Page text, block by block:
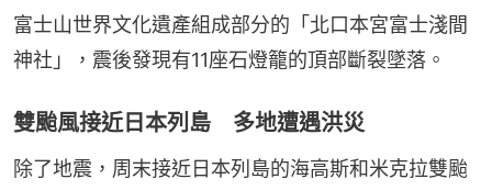
富士山世界文化遺產組成部分的「北口本宮富士淺間
神社」，震後發現有11座石燈籠的頂部斷裂墜落。
雙颱風接近日本列島 多地遭遇洪災
除了地震，周末接近日本列島的海高斯和米克拉雙颱